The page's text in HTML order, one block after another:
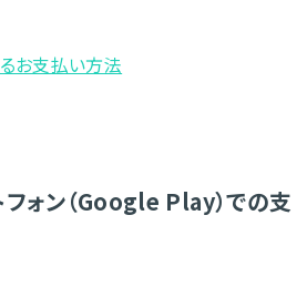
お支払い方法
ォン（Google Play）での支